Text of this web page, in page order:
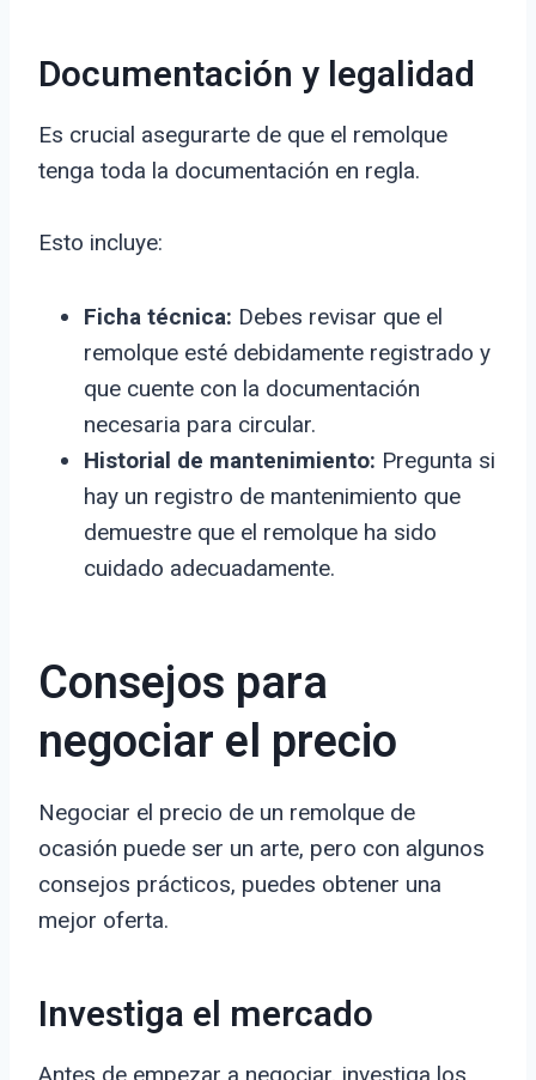
Documentación y legalidad
Es crucial asegurarte de que el remolque
tenga toda la documentación en regla.
Esto incluye:
Ficha técnica: Debes revisar que el
remolque esté debidamente registrado y
que cuente con la documentación
necesaria para circular.
Historial de mantenimiento: Pregunta si
hay un registro de mantenimiento que
demuestre que el remolque ha sido
cuidado adecuadamente.
Consejos para
negociar el precio
Negociar el precio de un remolque de
ocasión puede ser un arte, pero con algunos
consejos prácticos, puedes obtener una
mejor oferta.
Investiga el mercado